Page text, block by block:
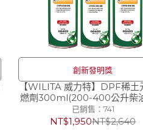
創新發明獎
【WILITA 威力特】DPF稀土
燃劑300ml(200-400公升柴
油箱) 3入
已銷售：741
NT$1,950NT$2,640